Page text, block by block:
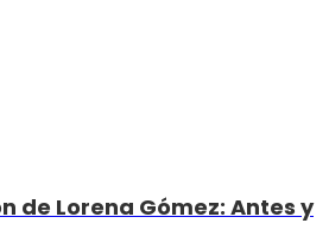
de Lorena Gómez: Antes y